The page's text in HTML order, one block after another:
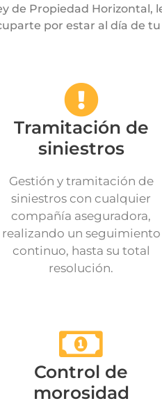
de Propiedad
por estar al día de
Tramitación de
siniestros
Gestión y tramitación de
siniestros con cualquier
compañía aseguradora,
realizando un seguimiento
continuo, hasta su total
resolución.
Control de
morosidad